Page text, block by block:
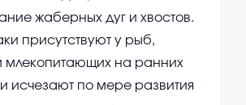
жаберных дуг и хвостов.
присутствуют у рыб,
на ранних
исчезают по мере развития